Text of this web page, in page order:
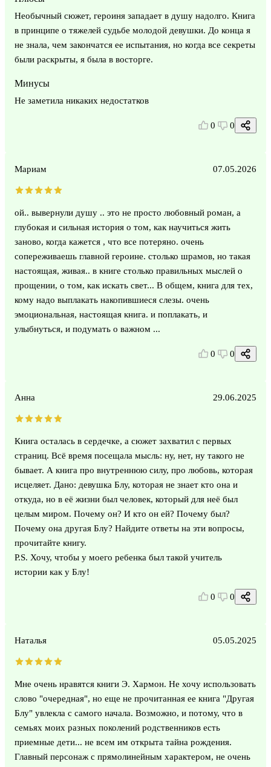
Необычный сюжет, героиня западает в душу надолго. Книга
в принципе о тяжелей судьбе молодой девушки. До конца я
не знала, чем закончатся ее испытания, но когда все секреты
были раскрыты, я была в восторге.
Минусы
Не заметила никаких недостатков
0 0
Мариам 07.05.2026
ой.. вывернули душу .. это не просто любовный роман, а
глубокая и сильная история о том, как научиться жить
заново, когда кажется , что все потеряно. очень
сопереживаешь главной героине. столько шрамов, но такая
настоящая, живая.. в книге столько правильных мыслей о
прощении, о том, как искать свет... В общем, книга для тех,
кому надо выплакать накопившиеся слезы. очень
эмоциональная, настоящая книга. и поплакать, и
улыбнуться, и подумать о важном ...
0 0
Анна 29.06.2025
Книга осталась в сердечке, а сюжет захватил с первых
страниц. Всё время посещала мысль: ну, нет, ну такого не
бывает. А книга про внутреннюю силу, про любовь, которая
исцеляет. Дано: девушка Блу, которая не знает кто она и
откуда, но в её жизни был человек, который для неё был
целым миром. Почему он? И кто он ей? Почему был?
Почему она другая Блу? Найдите ответы на эти вопросы,
прочитайте книгу.
P.S. Хочу, чтобы у моего ребенка был такой учитель
истории как у Блу!
0 0
Наталья 05.05.2025
Мне очень нравятся книги Э. Хармон. Не хочу использовать
слово "очередная", но еще не прочитанная ее книга "Другая
Блу" увлекла с самого начала. Возможно, и потому, что в
семьях моих разных поколений родственников есть
приемные дети... не всем им открыта тайна рождения.
Главный персонаж с прямолинейным характером, не очень